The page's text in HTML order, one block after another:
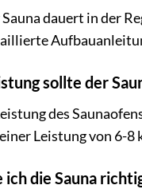
dauert in der
sollte der
des
Leistung von 6-8
die Sauna